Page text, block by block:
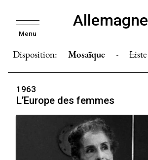
Menu
Allemagne
Disposition: Mosaïque - Liste
1963
L’Europe des femmes